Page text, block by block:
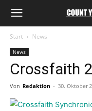
Start News
News
Crossfaith
Von Redaktion - 30. Oktober